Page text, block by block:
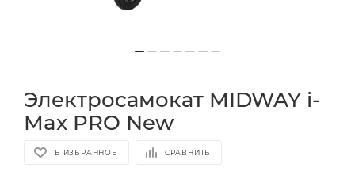
Электросамокат MIDWAY i-
Max PRO New
В ИЗБРАННОЕ СРАВНИТЬ